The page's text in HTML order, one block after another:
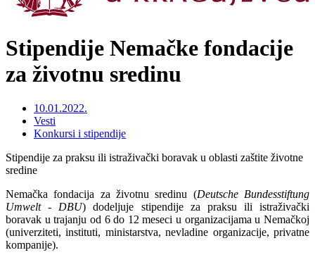
Stipendije Nemačke fondacije
za životnu sredinu
10.01.2022.
Vesti
Konkursi i stipendije
Stipendije za praksu ili istraživački boravak u oblasti zaštite životne
sredine
Nemačka fondacija za životnu sredinu (Deutsche Bundesstiftung
Umwelt - DBU) dodeljuje stipendije za praksu ili istraživački
boravak u trajanju od 6 do 12 meseci u organizacijama u Nemačkoj
(univerziteti, instituti, ministarstva, nevladine organizacije, privatne
kompanije).